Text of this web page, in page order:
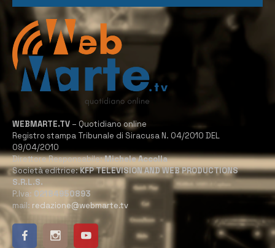
WEBMARTE.TV – Quotidiano online
Registro stampa Tribunale di Siracusa N. 04/2010 DEL
09/04/2010
Direttore Responsabile:Michele Accolla
Società editrice:KFP TELEVISION AND WEB PRODUCTIONS
S.R.L.S.
P.Iva: 02184950893
mail: redazione@webmarte.tv